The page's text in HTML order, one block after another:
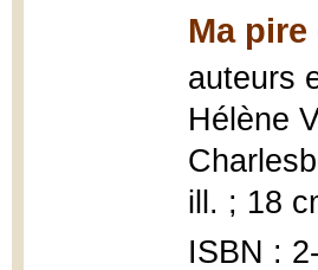
Ma pire
auteurs
Hélène
ill. ; 18
ISBN :